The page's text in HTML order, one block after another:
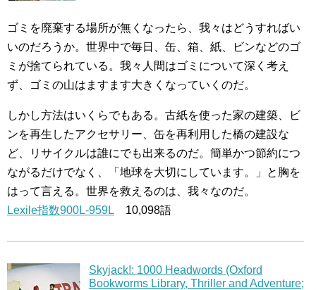
ゴミを廃棄する場所が無くなったら、我々はどうすればい
いのだろうか。世界中で毎日、缶、箱、紙、ビンなどのゴ
ミが捨てられている。我々人間はゴミについて深く考え
ず、ゴミの山はますます大きくなっていくのだ。
しかし方法はいくらでもある。古紙を使った家の建築、ビ
ンを再生したアクセサリー、缶を再利用した橋の建設な
ど、リサイクルは誰にでも出来るのだ。簡単かつ節約につ
ながるだけでなく、「地球を大切にしています。」と胸を
はって言える。世界を救えるのは、我々なのだ。
Lexile指数900L-959L 10,098語
Skyjack!: 1000 Headwords (Oxford
Bookworms Library, Thriller and Adventure;